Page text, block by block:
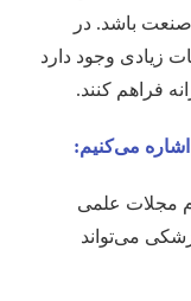
صنعت باشد. در
زیادی وجود دارد
فراهم کنند.
اشاره می‌کنیم:
مجلات علمی
می‌تواند